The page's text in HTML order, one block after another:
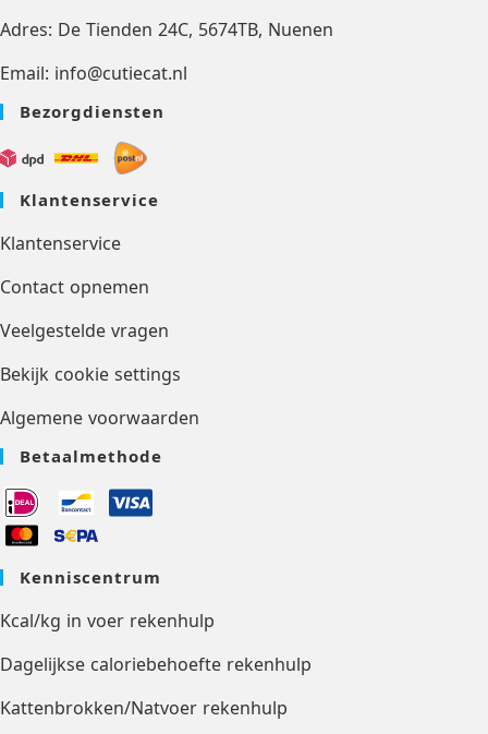
Adres: De Tienden 24C, 5674TB, Nuenen
Email: info@cutiecat.nl
Bezorgdiensten
Klantenservice
Klantenservice
Contact opnemen
Veelgestelde vragen
Bekijk cookie settings
Algemene voorwaarden
Betaalmethode
Kenniscentrum
Kcal/kg in voer rekenhulp
Dagelijkse caloriebehoefte rekenhulp
Kattenbrokken/Natvoer rekenhulp